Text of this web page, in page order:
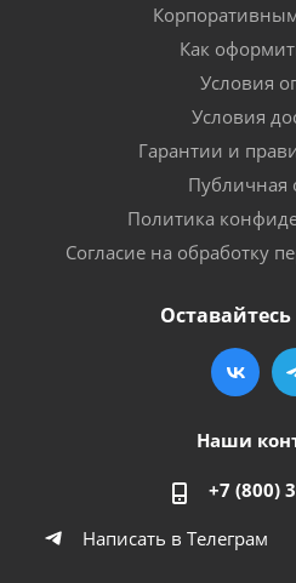
Как
Условия
Условия
Гарантии и
Публичная
Политика
Согласие на обработку
Наши
+7 (800)
Написать в Телеграм